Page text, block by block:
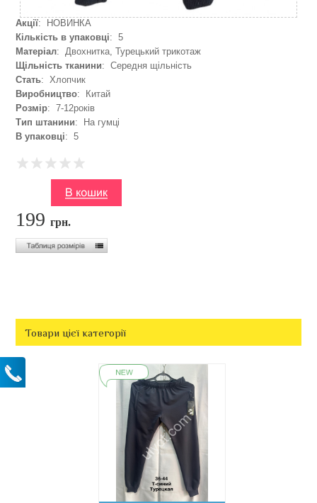
Акції: НОВИНКА
Кількість в упаковці: 5
Матеріал: Двохнитка, Турецький трикотаж
Щільність тканини: Середня щільність
Стать: Хлопчик
Виробництво: Китай
Розмір: 7-12років
Тип штанини: На гумці
В упаковці: 5
199грн.
Товари цієї категорії